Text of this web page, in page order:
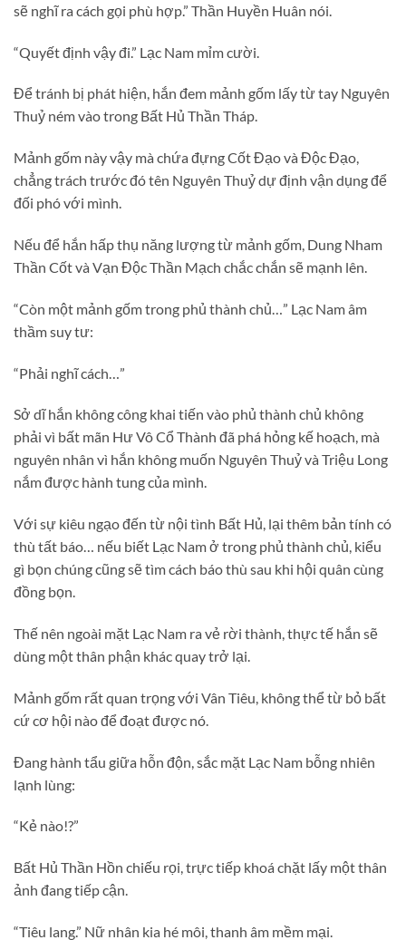
sẽ nghĩ ra cách gọi phù hợp.” Thần Huyền Huân nói.
“Quyết định vậy đi.” Lạc Nam mỉm cười.
Để tránh bị phát hiện, hắn đem mảnh gốm lấy từ tay Nguyên
Thuỷ ném vào trong Bất Hủ Thần Tháp.
Mảnh gốm này vậy mà chứa đựng Cốt Đạo và Độc Đạo,
chẳng trách trước đó tên Nguyên Thuỷ dự định vận dụng để
đối phó với mình.
Nếu để hắn hấp thụ năng lượng từ mảnh gốm, Dung Nham
Thần Cốt và Vạn Độc Thần Mạch chắc chắn sẽ mạnh lên.
“Còn một mảnh gốm trong phủ thành chủ…” Lạc Nam âm
thầm suy tư:
“Phải nghĩ cách…”
Sở dĩ hắn không công khai tiến vào phủ thành chủ không
phải vì bất mãn Hư Vô Cổ Thành đã phá hỏng kế hoạch, mà
nguyên nhân vì hắn không muốn Nguyên Thuỷ và Triệu Long
nắm được hành tung của mình.
Với sự kiêu ngạo đến từ nội tình Bất Hủ, lại thêm bản tính có
thù tất báo… nếu biết Lạc Nam ở trong phủ thành chủ, kiểu
gì bọn chúng cũng sẽ tìm cách báo thù sau khi hội quân cùng
đồng bọn.
Thế nên ngoài mặt Lạc Nam ra vẻ rời thành, thực tế hắn sẽ
dùng một thân phận khác quay trở lại.
Mảnh gốm rất quan trọng với Vân Tiêu, không thể từ bỏ bất
cứ cơ hội nào để đoạt được nó.
Đang hành tẩu giữa hỗn độn, sắc mặt Lạc Nam bỗng nhiên
lạnh lùng:
“Kẻ nào!?”
Bất Hủ Thần Hồn chiếu rọi, trực tiếp khoá chặt lấy một thân
ảnh đang tiếp cận.
“Tiêu lang.” Nữ nhân kia hé môi, thanh âm mềm mại.